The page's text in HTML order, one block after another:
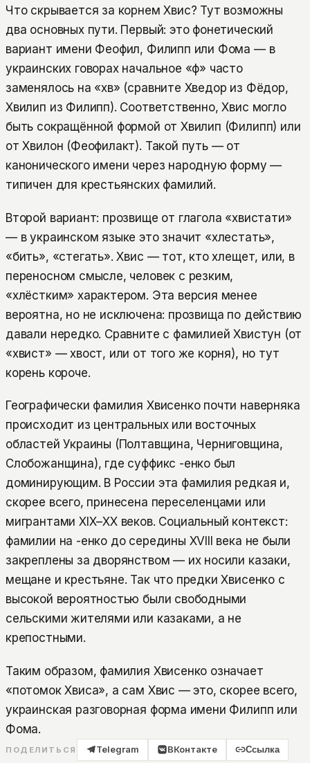
Что скрывается за корнем Хвис? Тут возможны
два основных пути. Первый: это фонетический
вариант имени Феофил, Филипп или Фома — в
украинских говорах начальное «ф» часто
заменялось на «хв» (сравните Хведор из Фёдор,
Хвилип из Филипп). Соответственно, Хвис могло
быть сокращённой формой от Хвилип (Филипп) или
от Хвилон (Феофилакт). Такой путь — от
канонического имени через народную форму —
типичен для крестьянских фамилий.
Второй вариант: прозвище от глагола «хвистати»
— в украинском языке это значит «хлестать»,
«бить», «стегать». Хвис — тот, кто хлещет, или, в
переносном смысле, человек с резким,
«хлёстким» характером. Эта версия менее
вероятна, но не исключена: прозвища по действию
давали нередко. Сравните с фамилией Хвистун (от
«хвист» — хвост, или от того же корня), но тут
корень короче.
Географически фамилия Хвисенко почти наверняка
происходит из центральных или восточных
областей Украины (Полтавщина, Черниговщина,
Слобожанщина), где суффикс -енко был
доминирующим. В России эта фамилия редкая и,
скорее всего, принесена переселенцами или
мигрантами XIX–XX веков. Социальный контекст:
фамилии на -енко до середины XVIII века не были
закреплены за дворянством — их носили казаки,
мещане и крестьяне. Так что предки Хвисенко с
высокой вероятностью были свободными
сельскими жителями или казаками, а не
крепостными.
Таким образом, фамилия Хвисенко означает
«потомок Хвиса», а сам Хвис — это, скорее всего,
украинская разговорная форма имени Филипп или
Фома.
ПОДЕЛИТЬСЯ Telegram ВКонтакте Ссылка